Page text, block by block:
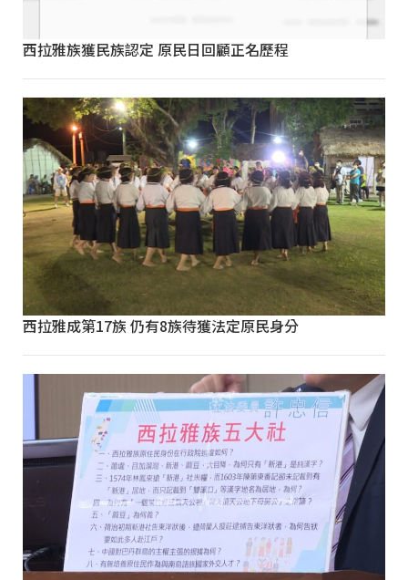
西拉雅族獲民族認定 原民日回顧正名歷程
西拉雅成第17族 仍有8族待獲法定原民身分